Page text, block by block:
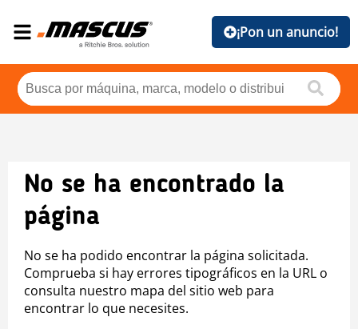
¡Pon un anuncio!
No se ha encontrado la
página
No se ha podido encontrar la página solicitada.
Comprueba si hay errores tipográficos en la URL o
consulta nuestro mapa del sitio web para
encontrar lo que necesites.